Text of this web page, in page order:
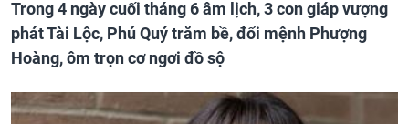
Trong 4 ngày cuối tháng 6 âm lịch, 3 con giáp vượng
phát Tài Lộc, Phú Quý trăm bề, đổi mệnh Phượng
Hoàng, ôm trọn cơ ngơi đồ sộ